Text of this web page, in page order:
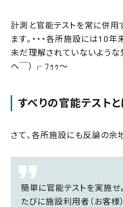
計測と官能テストを常に併用
ます。・・・各所施設には10年
未だ理解されていないような気
ヘ￣）┌ ﾌｩｩ～
すべりの官能テストと
さて、各所施設にも反論の余
簡単に官能テストを実施せ
たびに施設利用者（お客様